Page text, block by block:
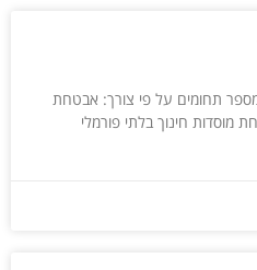
תחומים על פי צורך: אבטחת
מוסדות חינוך בלתי פורמלי